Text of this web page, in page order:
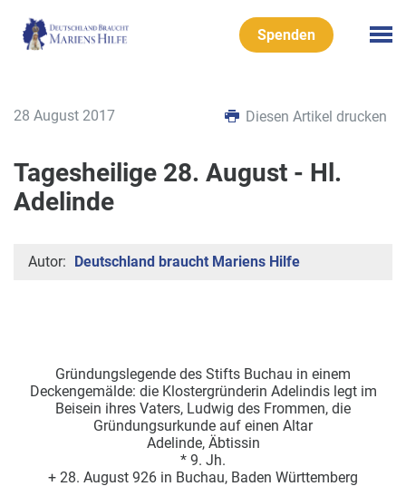
Spenden
28 August 2017 Diesen Artikel drucken
Tagesheilige 28. August - Hl.
Adelinde
Autor: Deutschland braucht Mariens Hilfe
Gründungslegende des Stifts Buchau in einem
Deckengemälde: die Klostergründerin Adelindis legt im
Beisein ihres Vaters, Ludwig des Frommen, die
Gründungsurkunde auf einen Altar
Adelinde, Äbtissin
* 9. Jh.
+ 28. August 926 in Buchau, Baden Württemberg